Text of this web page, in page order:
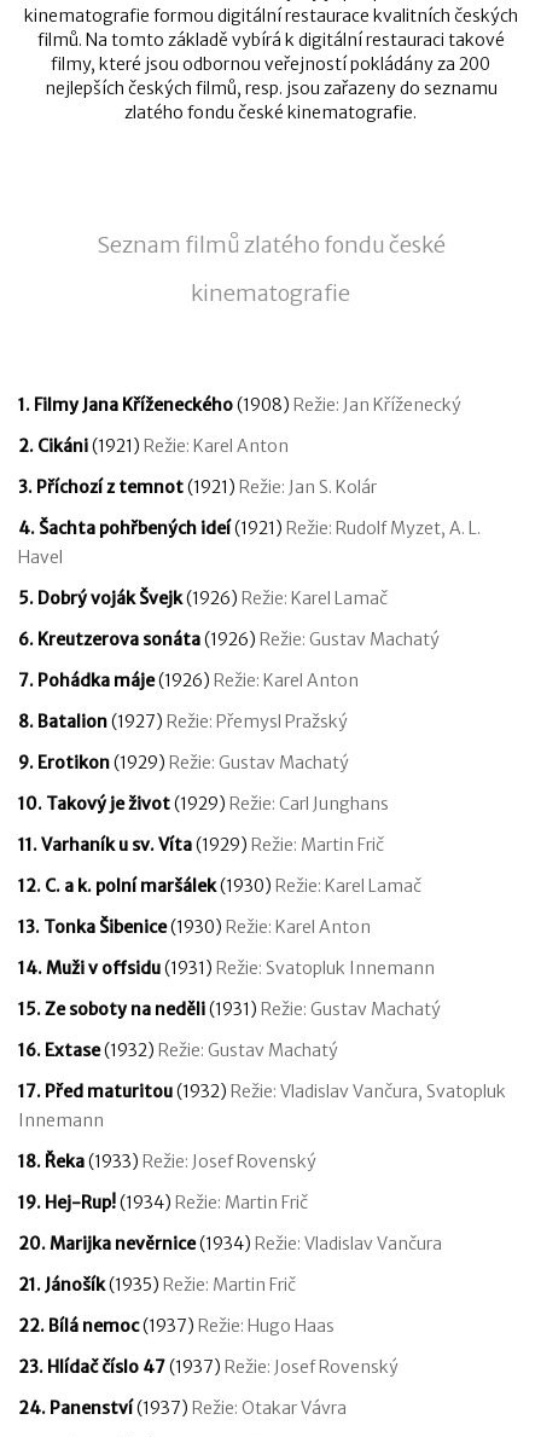
kinematografie formou digitální restaurace kvalitních českých
filmů. Na tomto základě vybírá k digitální restauraci takové
filmy, které jsou odbornou veřejností pokládány za 200
nejlepších českých filmů, resp. jsou zařazeny do seznamu
zlatého fondu české kinematografie.
Seznam filmů zlatého fondu české
kinematografie
1. Filmy Jana Kříženeckého(1908) Režie: Jan Kříženecký
2. Cikáni(1921) Režie: Karel Anton
3. Příchozí z temnot(1921) Režie: Jan S. Kolár
4. Šachta pohřbených ideí(1921) Režie: Rudolf Myzet, A. L.
Havel
5. Dobrý voják Švejk(1926) Režie: Karel Lamač
6. Kreutzerova sonáta(1926) Režie: Gustav Machatý
7. Pohádka máje(1926) Režie: Karel Anton
8. Batalion(1927) Režie: Přemysl Pražský
9. Erotikon(1929) Režie: Gustav Machatý
10. Takový je život(1929) Režie: Carl Junghans
11. Varhaník u sv. Víta(1929) Režie: Martin Frič
12. C. a k. polní maršálek(1930) Režie: Karel Lamač
13. Tonka Šibenice(1930) Režie: Karel Anton
14. Muži v offsidu(1931) Režie: Svatopluk Innemann
15. Ze soboty na neděli(1931) Režie: Gustav Machatý
16. Extase(1932) Režie: Gustav Machatý
17. Před maturitou(1932) Režie: Vladislav Vančura, Svatopluk
Innemann
18. Řeka(1933) Režie: Josef Rovenský
19. Hej-Rup!(1934) Režie: Martin Frič
20. Marijka nevěrnice(1934) Režie: Vladislav Vančura
21. Jánošík(1935) Režie: Martin Frič
22. Bílá nemoc(1937) Režie: Hugo Haas
23. Hlídač číslo 47(1937) Režie: Josef Rovenský
24. Panenství(1937) Režie: Otakar Vávra